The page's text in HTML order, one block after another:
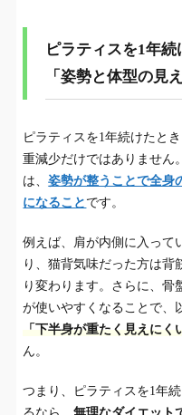
ピラティスは何回
る？目安は10回・20
イメージ
3-1.1〜3ヶ月目：ま
3-3.7ヶ月〜1年：姿
4.
ピラティス1年で変
6.
週1回でも大丈夫
ピラティスを1年
「姿勢と体型の見
ピラティスを1年続けたと
重減少だけではありません
は、姿勢が整うことで全身
になること です。
例えば、肩が内側に入って
り、猫背気味だった方は背
り変わります。さらに、骨
が使いやすくなることで、
「下半身が重たく見えにく
ん。
つまり、ピラティスを1年